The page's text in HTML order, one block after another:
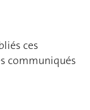
ces
communiqués